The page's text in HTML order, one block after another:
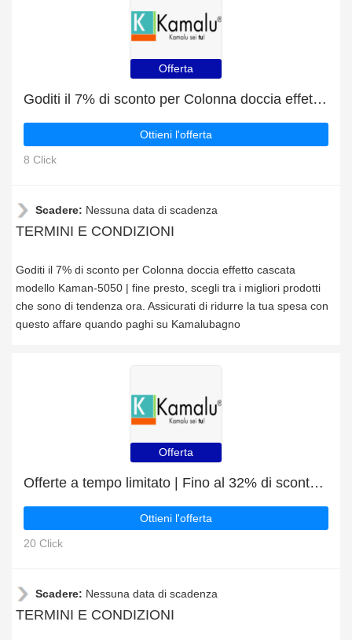
Offerta
Goditi il 7% di sconto per Colonna doccia effetto cascata modello Kaman-5050 | fine presto
Ottieni l'offerta
8 Click
Scadere: Nessuna data di scadenza
TERMINI E CONDIZIONI
Goditi il 7% di sconto per Colonna doccia effetto cascata
modello Kaman-5050 | fine presto, scegli tra i migliori prodotti
che sono di tendenza ora. Assicurati di ridurre la tua spesa con
questo affare quando paghi su Kamalubagno
Offerta
Offerte a tempo limitato | Fino al 32% di sconto sui Vasca idromassaggio installazione angolare per due persone modello 1200K
Ottieni l'offerta
20 Click
Scadere: Nessuna data di scadenza
TERMINI E CONDIZIONI